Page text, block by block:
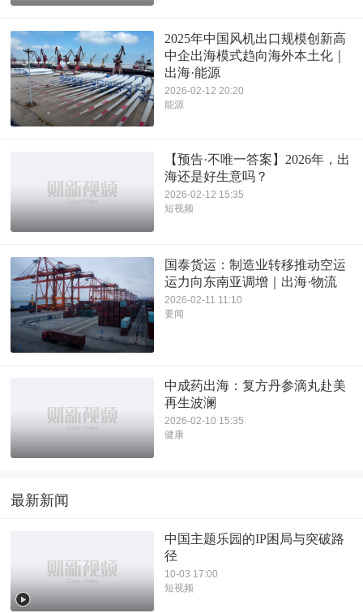
2025年中国风机出口规模创新高
中企出海模式趋向海外本土化｜
出海·能源
2026-02-12 20:20
能源
【预告·不唯一答案】2026年，出
海还是好生意吗？
2026-02-12 15:35
短视频
国泰货运：制造业转移推动空运
运力向东南亚调增｜出海·物流
2026-02-11 11:10
要闻
中成药出海：复方丹参滴丸赴美
再生波澜
2026-02-10 15:35
健康
最新新闻
中国主题乐园的IP困局与突破路
径
10-03 17:00
短视频